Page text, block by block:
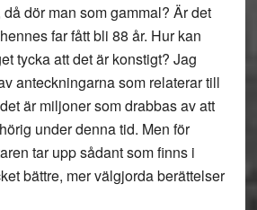
dör man som gammal? Är det
far fått bli 88 år. Hur kan
tycka att det är konstigt? Jag
anteckningarna som relaterar till
är miljoner som drabbas av att
under denna tid. Men för
tar upp sådant som finns i
bättre, mer välgjorda berättelser